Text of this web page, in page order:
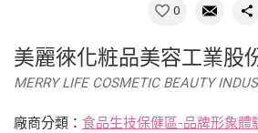
0
美麗徠化粧品美容工業股
MERRY LIFE COSMETIC BEAUTY
廠商分類： 食品生技保健區-品牌形象體